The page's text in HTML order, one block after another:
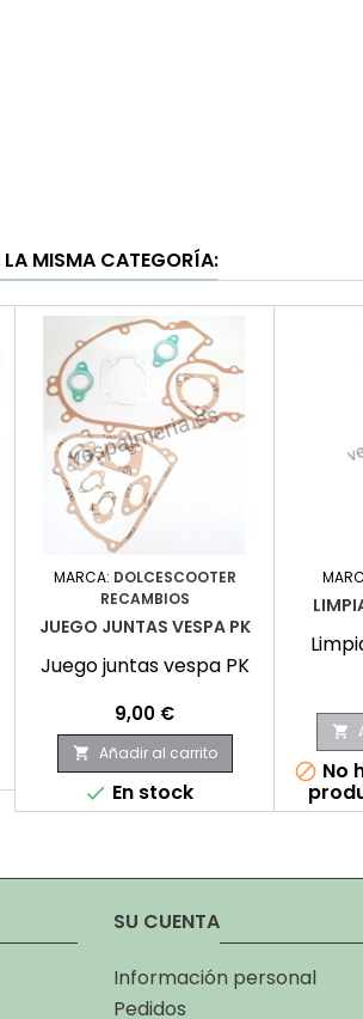
MISMA CATEGORÍA:
MARCA: DOLCESCOOTER
RECAMBIOS
JUEGO JUNTAS VESPA PK
Juego juntas vespa PK
Precio
9,00 €
 Añadir al carrito
 En stock

 No
SU CUENTA
Información personal
Pedidos